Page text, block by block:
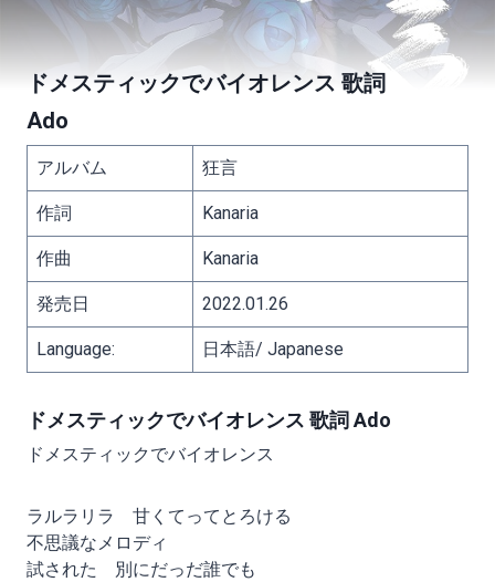
ドメスティックでバイオレンス 歌詞
Ado
アルバム 狂言
作詞 Kanaria
作曲 Kanaria
発売日 2022.01.26
Language: 日本語/ Japanese
ドメスティックでバイオレンス 歌詞 Ado
ドメスティックでバイオレンス
ラルラリラ 甘くてってとろける
不思議なメロディ
試された 別にだっだ誰でも